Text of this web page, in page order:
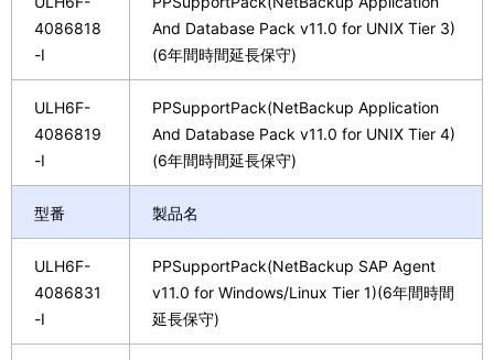
4086818
-I
And Database Pack v11.0 for UNIX Tier 3)
(6年間時間延長保守)
ULH6F-
4086819
-I
PPSupportPack(NetBackup Application
And Database Pack v11.0 for UNIX Tier 4)
(6年間時間延長保守)
型番 製品名
ULH6F-
4086831
-I
PPSupportPack(NetBackup SAP Agent
v11.0 for Windows/Linux Tier 1)(6年間時間
延長保守)